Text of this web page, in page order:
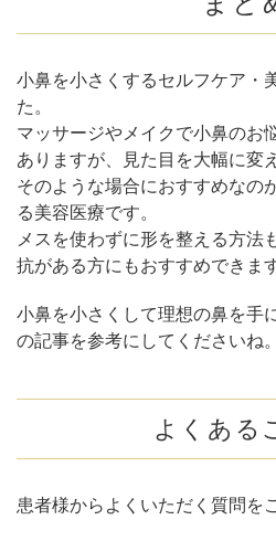
小鼻を小さくするセルフケア・
た。
マッサージやメイクで小鼻のお
ありますが、見た目を大幅に変
そのような場合におすすめなの
る美容医療です。
メスを使わずに形を整える方法
抗がある方にもおすすめできます
小鼻を小さくして理想の鼻を手
の記事を参考にしてくださいね。
よくある
患者様からよくいただく質問を